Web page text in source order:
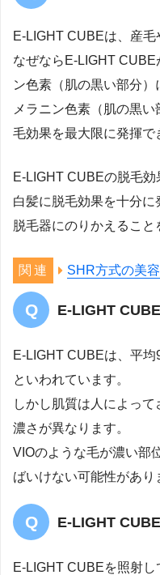
E-LIGHT CUBEは、産毛
なぜならE-LIGHT
ン色素（肌の黒い部分）
メラニン色素（肌の黒
毛効果を最大限に発揮で
E-LIGHT CUBEの脱毛
白髪に脱毛効果を十分
脱毛器にのりかえること
SHR方式の美
E-LIGHT
E-LIGHT CUBEは、平
といわれています。
しかし肌質は人によっ
濃さが異なります。
VIOのような毛が濃い部
ばいけない可能性があり
E-LIGHT
E-LIGHT CUBEを照射